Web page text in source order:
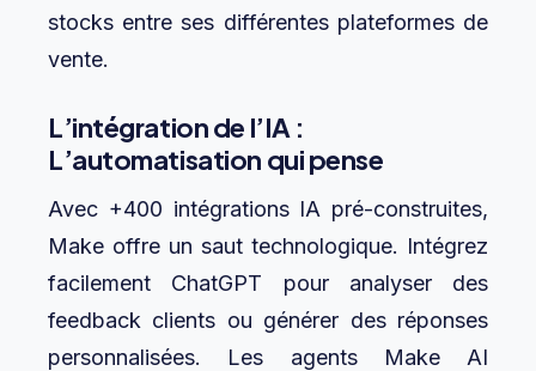
stocks entre ses différentes plateformes de
vente.
L’intégration de l’IA :
L’automatisation qui pense
Avec +400 intégrations IA pré-construites,
Make offre un saut technologique. Intégrez
facilement ChatGPT pour analyser des
feedback clients ou générer des réponses
personnalisées. Les agents Make AI